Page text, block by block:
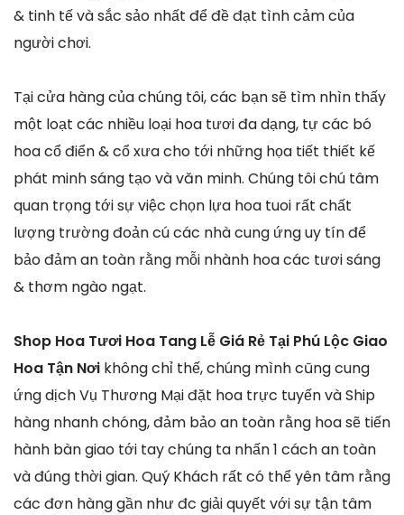
& tinh tế và sắc sảo nhất để đề đạt tình cảm của
người chơi.
Tại cửa hàng của chúng tôi, các bạn sẽ tìm nhìn thấy
một loạt các nhiều loại hoa tươi đa dạng, tự các bó
hoa cổ điển & cổ xưa cho tới những họa tiết thiết kế
phát minh sáng tạo và văn minh. Chúng tôi chú tâm
quan trọng tới sự việc chọn lựa hoa tuoi rất chất
lượng trường đoản cú các nhà cung ứng uy tín để
bảo đảm an toàn rằng mỗi nhành hoa các tươi sáng
& thơm ngào ngạt.
Shop Hoa Tươi Hoa Tang Lễ Giá Rẻ Tại Phú Lộc Giao
Hoa Tận Nơi không chỉ thế, chúng mình cũng cung
ứng dịch Vụ Thương Mại đặt hoa trực tuyến và Ship
hàng nhanh chóng, đảm bảo an toàn rằng hoa sẽ tiến
hành bàn giao tới tay chúng ta nhấn 1 cách an toàn
và đúng thời gian. Quý Khách rất có thể yên tâm rằng
các đơn hàng gần như đc giải quyết với sự tận tâm